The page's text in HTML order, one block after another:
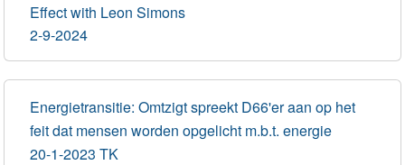
Effect with Leon Simons
2-9-2024
Energietransitie: Omtzigt spreekt D66'er aan op het
feit dat mensen worden opgelicht m.b.t. energie
20-1-2023 TK